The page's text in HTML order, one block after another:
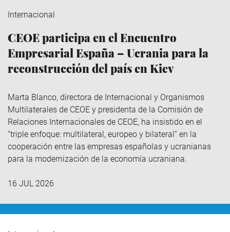
Internacional
CEOE participa en el Encuentro
Empresarial España – Ucrania para la
reconstrucción del país en Kiev
Marta Blanco, directora de Internacional y Organismos
Multilaterales de CEOE y presidenta de la Comisión de
Relaciones Internacionales de CEOE, ha insistido en el
“triple enfoque: multilateral, europeo y bilateral” en la
cooperación entre las empresas españolas y ucranianas
para la modernización de la economía ucraniana.
16 JUL 2026